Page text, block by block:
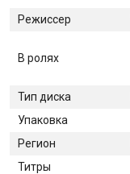
Режиссер
В ролях
Тип диска
Упаковка
Регион
Титры